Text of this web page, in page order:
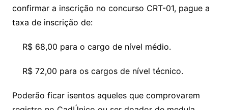
confirmar a inscrição no concurso CRT-01, pague a
taxa de inscrição de:
R$ 68,00 para o cargo de nível médio.
R$ 72,00 para os cargos de nível técnico.
Poderão ficar isentos aqueles que comprovarem